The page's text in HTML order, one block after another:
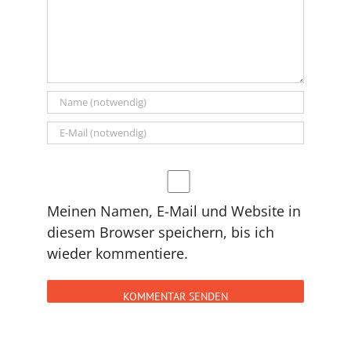
Meinen Namen, E-Mail und Website in
diesem Browser speichern, bis ich
wieder kommentiere.